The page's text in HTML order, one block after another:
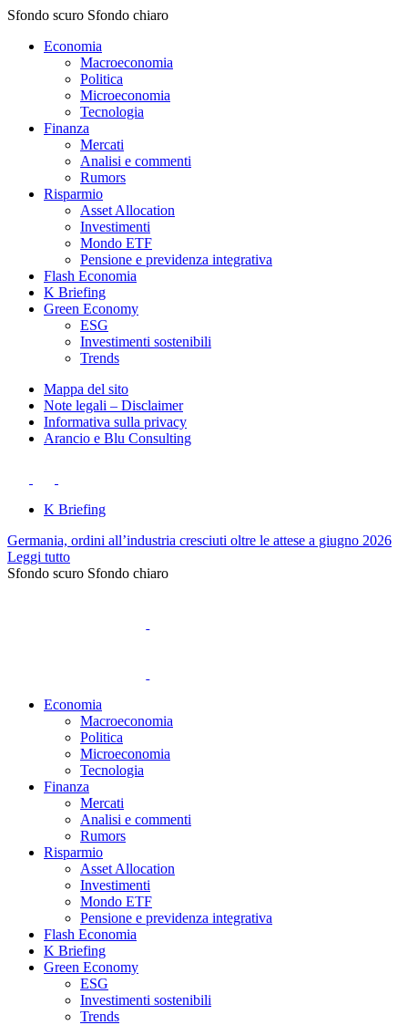
Sfondo scuro Sfondo chiaro
Economia
Macroeconomia
Politica
Microeconomia
Tecnologia
Finanza
Mercati
Analisi e commenti
Rumors
Risparmio
Asset Allocation
Investimenti
Mondo ETF
Pensione e previdenza integrativa
Flash Economia
K Briefing
Green Economy
ESG
Investimenti sostenibili
Trends
Mappa del sito
Note legali – Disclaimer
Informativa sulla privacy
Arancio e Blu Consulting
K Briefing
Germania, ordini all’industria cresciuti oltre le attese a giugno 2026
Leggi tutto
Sfondo scuro Sfondo chiaro
Economia
Macroeconomia
Politica
Microeconomia
Tecnologia
Finanza
Mercati
Analisi e commenti
Rumors
Risparmio
Asset Allocation
Investimenti
Mondo ETF
Pensione e previdenza integrativa
Flash Economia
K Briefing
Green Economy
ESG
Investimenti sostenibili
Trends